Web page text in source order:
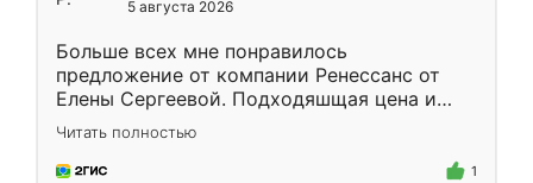
5 августа 2026
Больше всех мне понравилось
предложение от компании Ренессанс от
Елены Сергеевой. Подходяшщая цена и
короткие сроки изготовления. Приехавший
для замера сотрудник Владислав
предложил по моему эскизу самый
Читать полностью
1